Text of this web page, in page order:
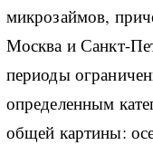
микрозаймов,
Москва и Санкт-
периоды
определенным
общей картины: